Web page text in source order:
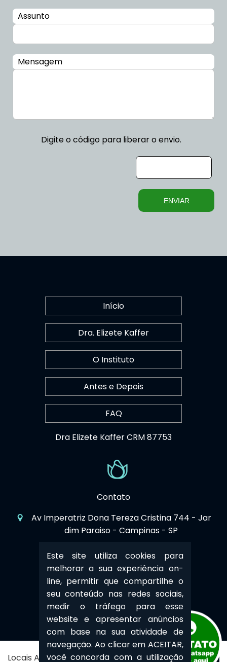
Assunto
Mensagem
Digite o código para liberar o envio.
ENVIAR
Início
Dra. Elizete Kaffer
O Instituto
Antes e Depois
FAQ
Dra Elizete Kaffer CRM 87753
Contato
Av Imperatriz Dona Tereza Cristina 744 - Jar
dim Paraiso - Campinas - SP
19 3258-8653
19 99800-8333
Locais Atendidos
Este site utiliza cookies para
melhorar a sua experiência on-
line, permitir que compartilhe o
seu conteúdo nas redes sociais,
medir o tráfego para esse
website e apresentar anúncios
com base na sua atividade de
navegação. Ao clicar em ACEITAR,
você concorda com a utilização